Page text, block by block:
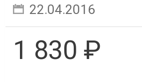
22.04.2016
1 830 ₽